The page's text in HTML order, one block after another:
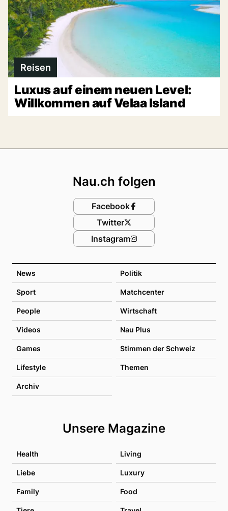
Reisen
Luxus auf einem neuen Level:
Willkommen auf Velaa Island
News Politik
Sport Matchcenter
People Wirtschaft
Videos Nau Plus
Games Stimmen der Schweiz
Lifestyle Themen
Archiv
Unsere Magazine
Health Living
Liebe Luxury
Family Food
Nau.ch folgen
Facebook
Twitter
Instagram